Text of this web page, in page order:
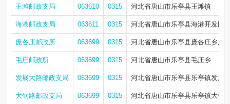
王滩邮政支局 063610 0315 河北省唐山市乐亭县王滩镇
海港邮政支局 063611 0315 河北省唐山市乐亭县海港开发区
庞各庄邮政所 063699 0315 河北省唐山市乐亭县庞各庄乡庞
毛庄邮政所 063699 0315 河北省唐山市乐亭县毛庄乡
发展大路邮政支局 063699 0315 河北省唐山市乐亭县乐亭镇发展
大钊路邮政支局 063699 0315 河北省唐山市乐亭县乐亭镇大钊